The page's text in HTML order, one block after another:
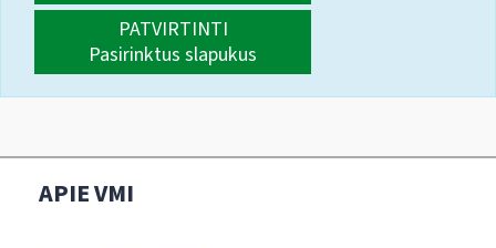
PATVIRTINTI
Pasirinktus slapukus
APIE VMI